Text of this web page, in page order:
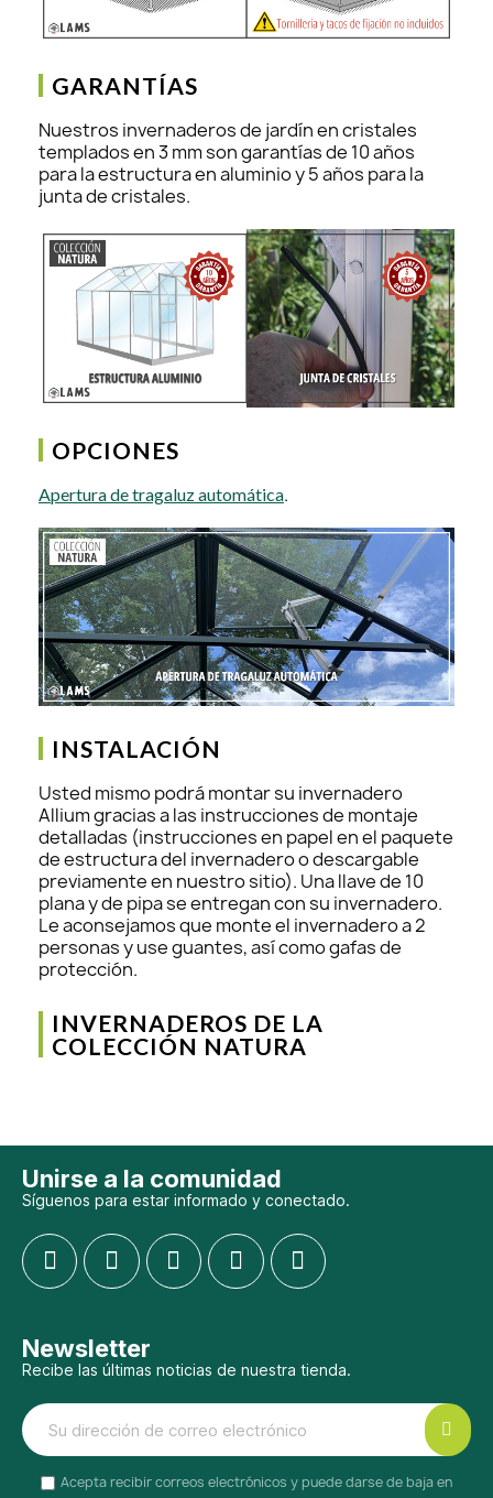
GARANTÍAS
Nuestros invernaderos de jardín en cristales
templados en 3 mm son garantías de 10 años
para la estructura en aluminio y 5 años para la
junta de cristales.
OPCIONES
Apertura de tragaluz automática.
INSTALACIÓN
Usted mismo podrá montar su invernadero
Allium gracias a las instrucciones de montaje
detalladas (instrucciones en papel en el paquete
de estructura del invernadero o descargable
previamente en nuestro sitio). Una llave de 10
plana y de pipa se entregan con su invernadero.
Le aconsejamos que monte el invernadero a 2
personas y use guantes, así como gafas de
protección.
INVERNADEROS DE LA
COLECCIÓN NATURA
Unirse a la comunidad
Síguenos para estar informado y conectado.
Newsletter
Recibe las últimas noticias de nuestra tienda.
Acepta recibir correos electrónicos y puede darse de baja en